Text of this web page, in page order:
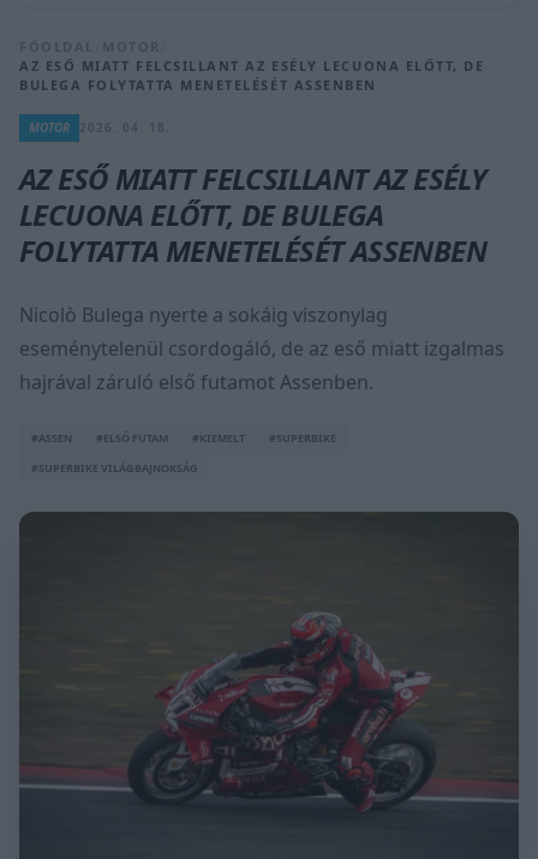
FŐOLDAL MOTOR
AZ ESŐ MIATT FELCSILLANT AZ ESÉLY LECUONA ELŐTT, DE
BULEGA FOLYTATTA MENETELÉSÉT ASSENBEN
MOTOR
AZ ESŐ MIATT FELCSILLANT AZ ESÉLY
LECUONA ELŐTT, DE BULEGA
FOLYTATTA MENETELÉSÉT ASSENBEN
Nicolò Bulega nyerte a sokáig viszonylag
eseménytelenül csordogáló, de az eső miatt izgalmas
hajrával záruló első futamot Assenben.
#ASSEN #ELSŐ FUTAM #KIEMELT
#SUPERBIKE
#SUPERBIKE VILÁGBAJNOKSÁG